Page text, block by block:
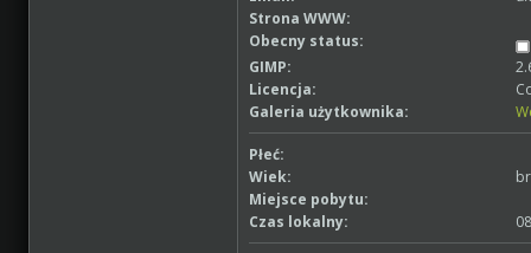
Strona WWW:
Obecny status:
GIMP:
Licencja:
Galeria użytkownika:
Płeć:
Wiek:
Miejsce pobytu:
Czas lokalny: